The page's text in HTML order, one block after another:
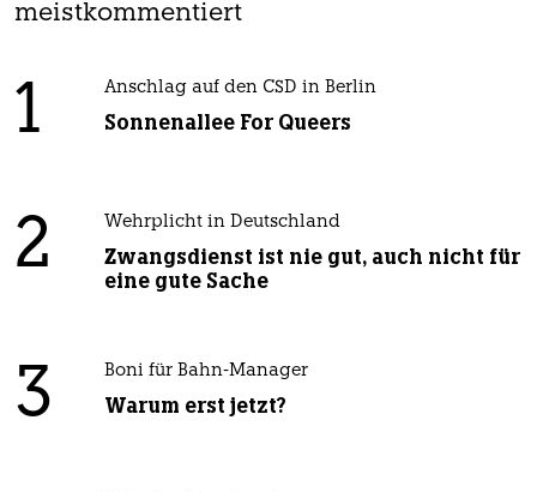
meistkommentiert
1 Anschlag auf den CSD in Berlin
Sonnenallee For Queers
2 Wehrplicht in Deutschland
Zwangsdienst ist nie gut, auch nicht für
eine gute Sache
3 Boni für Bahn-Manager
Warum erst jetzt?